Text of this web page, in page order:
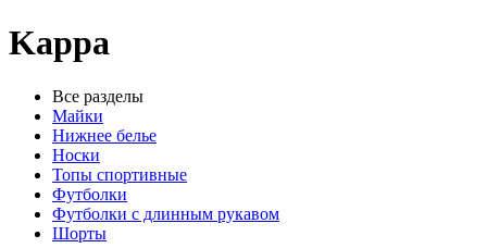
Kappa
Все разделы
Майки
Нижнее белье
Носки
Топы спортивные
Футболки
Футболки с длинным рукавом
Шорты